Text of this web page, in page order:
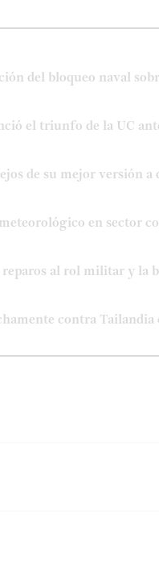
del bloqueo naval
el triunfo de la UC
de su mejor versión a
en sector
reparos al rol militar y la
contra Tailandia